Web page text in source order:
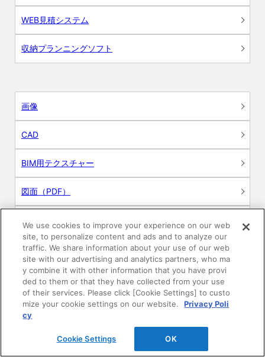
WEB見積システム
収納プランニングソフト
画像
CAD
BIM用テクスチャー
図面（PDF）
施工・取扱説明書
動画
シミュレーションツール
24時間換気システム〈エアスマート〉
簡易設計見積ソフト
We use cookies to improve your experience on our web
site, to personalize content and ads and to analyze our
traffic. We share information about your use of our web
site with our advertising and analytics partners, who ma
y combine it with other information that you have provi
ded to them or that they have collected from your use
of their services. Please click [Cookie Settings] to custo
mize your cookie settings on our website.
Privacy Poli
cy
Cookie Settings OK